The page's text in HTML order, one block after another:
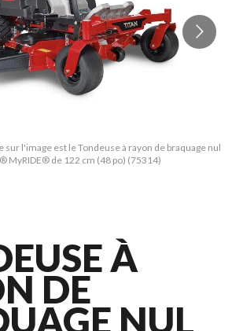
sur l'image est le Tondeuse à rayon de braquage nul
MyRIDE® de 122 cm (48 po) (75314)
À
DE
NUL